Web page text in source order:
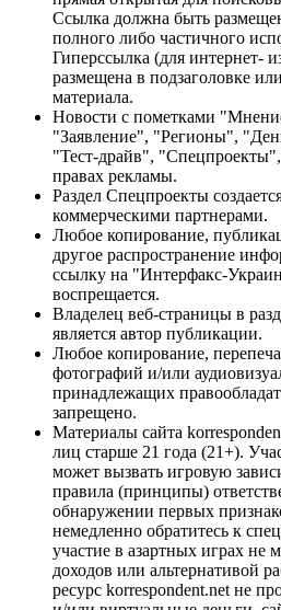
Ссылка должна быть
полного либо частичного
Гиперссылка (для интернет-
размещена в подзаголовке
материала.
Новости с пометками
"Заявление", "Регионы",
"Тест-драйв",
правах рекламы.
Раздел Спецпроекты
коммерческими партнерами.
Любое копирование,
другое распространение
ссылку на "Интерфакс-
воспрещается.
Владелец веб-страницы в
является автор публикации.
Любое копирование,
фотографий и/или
принадлежащих
запрещено.
Материалы сайта
лиц старше 21 года (21+).
может вызвать игровую
правила (принципы)
обнаружении первых
немедленно обратитесь к
участие в азартных играх не
доходов или альтернативой
ресурс korrespondent.net не